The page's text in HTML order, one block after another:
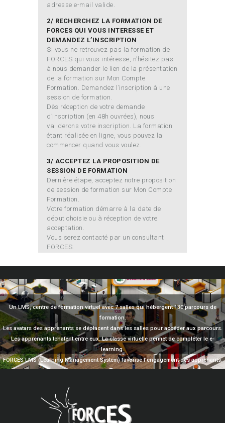
adresse e-mail valide.
2/ RECHERCHEZ LA FORMATION DE
FORCES QUI VOUS INTERESSE ET
DEMANDEZ L’INSCRIPTION
Si vous ne retrouvez pas la formation de
FORCES qui vous intéresse, n’hésitez pas
à nous demander le lien de la présentation
de la formation sur Mon Compte
Formation. Demandez l’inscription à une
session de formation.
Dès réception de votre demande
d’inscription (en 48h ouvrées), nous
validerons votre inscription. La formation
étant réalisée en ligne, vous pouvez la
commencer quand vous voulez.
3/ ACCEPTEZ LA PROPOSITION DE
SESSION DE FORMATION
Dernière étape, acceptez notre proposition
de session de formation sur Mon Compte
Formation.
Votre formation démarre à la date de
début choisie ou à réception de votre
acceptation.
Vous serez contacté par un consultant
FORCES.
Un LMS, centre de formation virtuel avec 7 salles qui hébergent 130 parcours de
formation.
Les avatars des apprenants se déplacent dans les salles pour accéder aux parcours.
Les apprenants tchatent entre eux. La classe virtuelle permet de compléter le e-
learning.
FORCES LMS (Learning Management System) favorise l’engagement des apprenants.